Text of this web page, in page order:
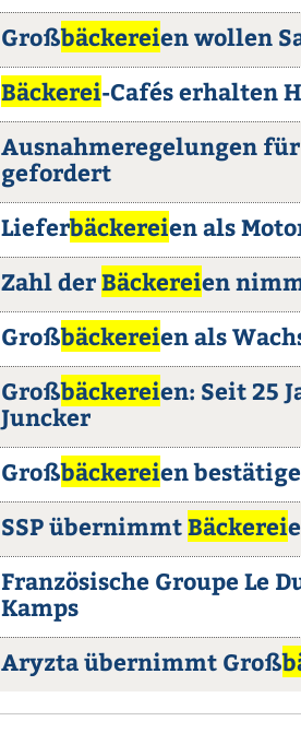
Großbäckereien wollen
Bäckerei-Cafés erhalten
Ausnahmeregelungen
gefordert
Lieferbäckereien als
Zahl derBäckereien
Großbäckereien als
Großbäckereien: Seit 25
Juncker
Großbäckereien
SSP übernimmtBäckerei
Französische Groupe Le
Kamps
Aryzta übernimmt Groß